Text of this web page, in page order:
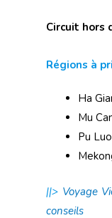
Circuit hors
Régions à
Ha
Mu
Pu
||> Voyage
conseils